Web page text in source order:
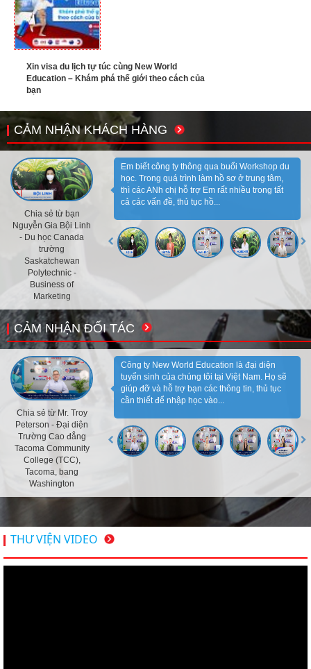
Xin visa du lịch tự túc cùng New World
Education – Khám phá thế giới theo cách của
bạn
CẢM NHẬN KHÁCH HÀNG
Chia sẻ từ bạn
Nguyễn Gia Bội Linh
- Du học Canada
trường
Saskatchewan
Polytechnic -
Business of
Marketing
Em biết công ty thông qua buổi Workshop du
học. Trong quá trình làm hồ sơ ở trung tâm,
thì các ANh chị hỗ trợ Em rất nhiều trong tất
cả các vấn đề, thủ tục hồ...
CẢM NHẬN ĐỐI TÁC
Chia sẻ từ Mr. Troy
Peterson - Đại diện
Trường Cao đẳng
Tacoma Community
College (TCC),
Tacoma, bang
Washington
Công ty New World Education là đại diện
tuyển sinh của chúng tôi tại Việt Nam. Họ sẽ
giúp đỡ và hỗ trợ bạn các thông tin, thủ tục
cần thiết để nhập học vào...
THƯ VIỆN VIDEO